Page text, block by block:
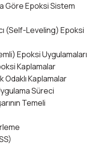
Göre Epoksi Sistem
(Self-Leveling) Epoksi
Epoksi Uygulamaları
Kaplamalar
Odaklı Kaplamalar
Süreci
Temeli